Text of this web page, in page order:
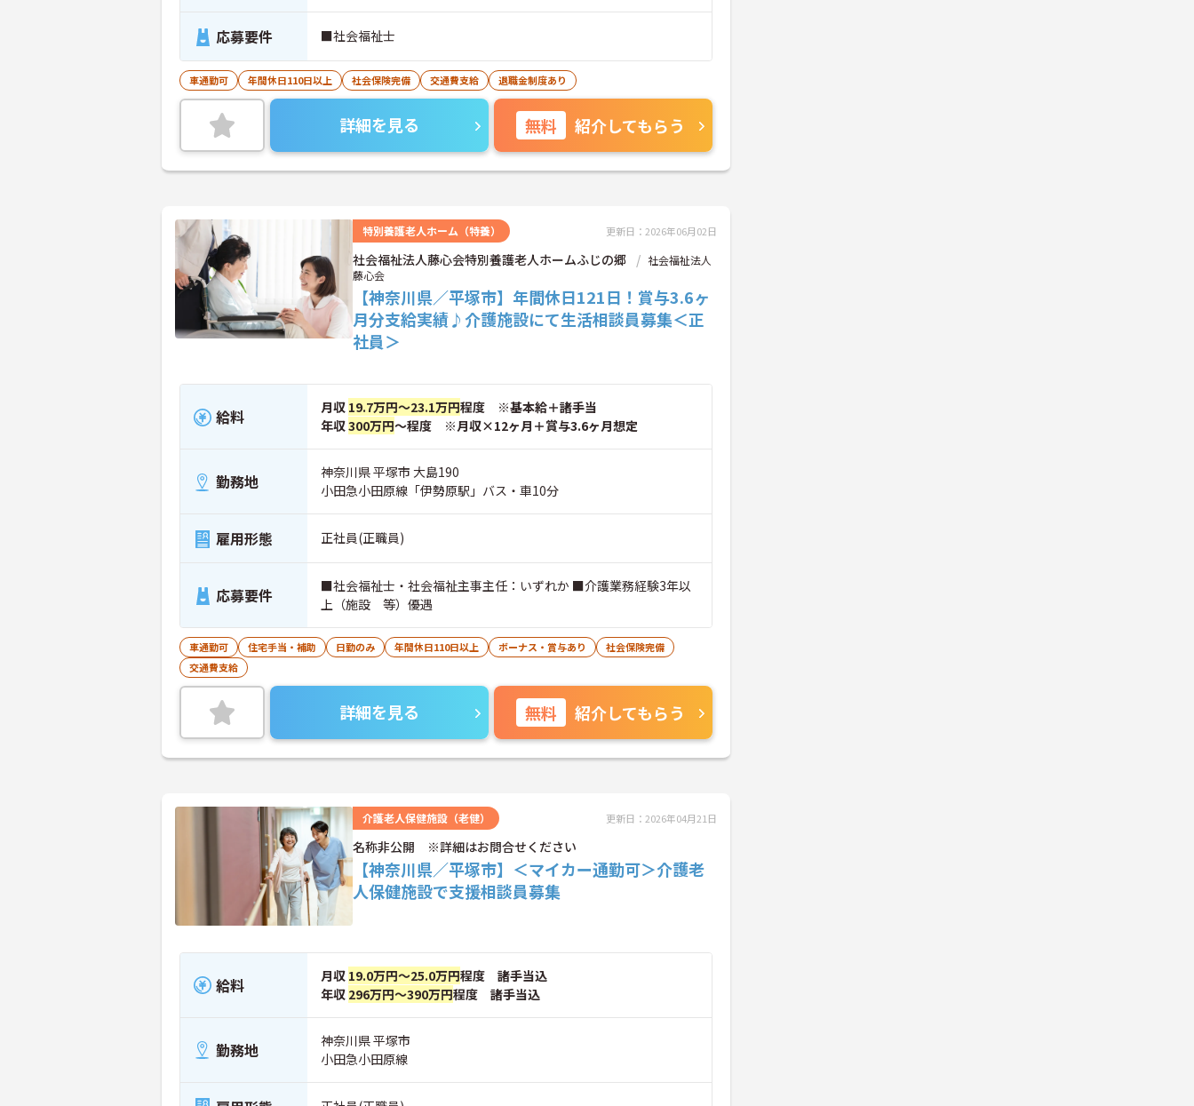
応募要件 ■社会福祉士
車通勤可 年間休日110日以上 社会保険完備 交通費支給 退職金制度あり
詳細を見る 無料 紹介してもらう
特別養護老人ホーム（特養） 更新日：2026年06月02日
社会福祉法人藤心会特別養護老人ホームふじの郷
社会福祉法人
藤心会
【神奈川県／平塚市】年間休日121日！賞与3.6ヶ
月分支給実績♪介護施設にて生活相談員募集＜正
社員＞
給料 月収 19.7万円～23.1万円程度 ※基本給＋諸手当
年収300万円～程度 ※月収×12ヶ月＋賞与3.6ヶ月想定
勤務地
神奈川県 平塚市 大島190
小田急小田原線「伊勢原駅」バス・車10分
雇用形態 正社員(正職員)
応募要件
■社会福祉士・社会福祉主事主任：いずれか ■介護業務経験3年以
上（施設 等）優遇
車通勤可 住宅手当・補助 日勤のみ 年間休日110日以上 ボーナス・賞与あり
社会保険完備
交通費支給
詳細を見る 無料 紹介してもらう
介護老人保健施設（老健） 更新日：2026年04月21日
名称非公開 ※詳細はお問合せください
【神奈川県／平塚市】＜マイカー通勤可＞介護老
人保健施設で支援相談員募集
給料 月収 19.0万円～25.0万円程度 諸手当込
年収 296万円～390万円程度 諸手当込
勤務地
神奈川県 平塚市
小田急小田原線